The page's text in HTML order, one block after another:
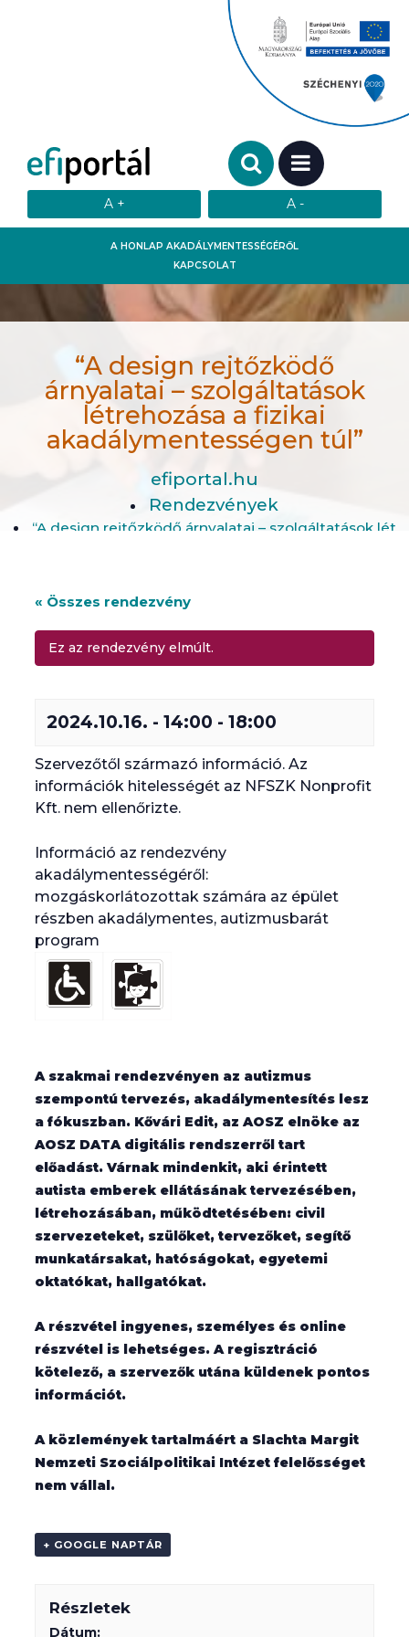
A HONLAP AKADÁLYMENTESSÉGÉRŐL
KAPCSOLAT
Keresendő szó:
MENÜ
“A design rejtőzködő
árnyalatai – szolgáltatások
létrehozása a fizikai
akadálymentességen túl”
efiportal.hu
Rendezvények
“A design rejtőzködő árnyalatai – szolgáltatások
« Összes rendezvény
Ez az rendezvény elmúlt.
2024.10.16. - 14:00 - 18:00
Szervezőtől származó információ. Az
információk hitelességét az NFSZK Nonprofit
Kft. nem ellenőrizte.
Információ az rendezvény
akadálymentességéről:
mozgáskorlátozottak számára az épület
részben akadálymentes, autizmusbarát
program
A szakmai rendezvényen az autizmus
szempontú tervezés, akadálymentesítés lesz
a fókuszban. Kővári Edit, az AOSZ elnöke az
AOSZ DATA digitális rendszerről tart
előadást. Várnak mindenkit, aki érintett
autista emberek ellátásának tervezésében,
létrehozásában, működtetésében: civil
szervezeteket, szülőket, tervezőket, segítő
munkatársakat, hatóságokat, egyetemi
oktatókat, hallgatókat.
A részvétel ingyenes, személyes és online
részvétel is lehetséges. A regisztráció
kötelező, a szervezők utána küldenek pontos
információt.
A közlemények tartalmáért a Slachta Margit
Nemzeti Szociálpolitikai Intézet felelősséget
nem vállal.
+ GOOGLE NAPTÁR
Részletek
Dátum: